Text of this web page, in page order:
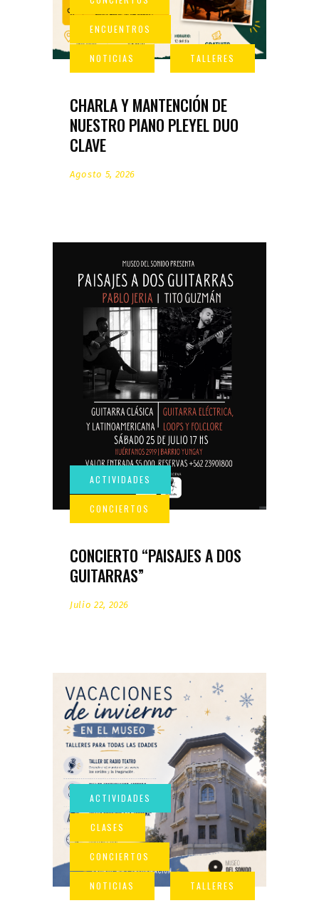
CHARLA Y MANTENCIÓN DE
NUESTRO PIANO PLEYEL DUO
CLAVE
Agosto 5, 2026
CONCIERTO “PAISAJES A DOS
GUITARRAS”
Julio 22, 2026